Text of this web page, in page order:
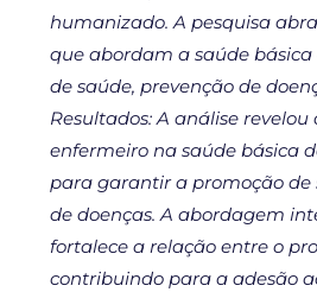
humanizado. A pesquisa
que abordam a saúde básica
de saúde, prevenção de
Resultados: A análise
enfermeiro na saúde básica
para garantir a promoção de
de doenças. A abordagem
fortalece a relação entre o
contribuindo para a adesão